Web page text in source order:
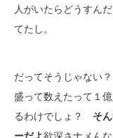
人がいたらどうすん
てたし。
だってそうじゃない
盛って数えたって１
るわけでしょ？ そ